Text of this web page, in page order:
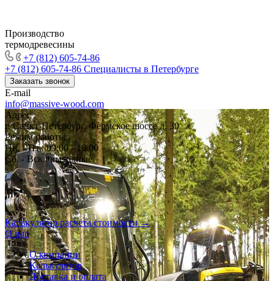
Производство
термодревесины
+7 (812) 605-74-86
+7 (812) 605-74-86 Специалисты в Петербурге
Заказать звонок
E-mail
info@massive-wood.com
Адрес
г. Санкт-Петербург, Фермское шоссе д. 30
Режим работы
Пн. - Пт.: 09:00 - 18:00
Сб. - Вск.: выходные
Калькулятор расчёта стоимости →
О нас
О компании
Калькулятор
Доставка и оплата